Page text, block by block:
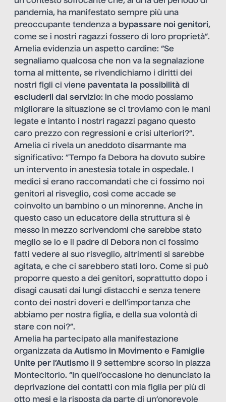
pandemia, ha manifestato sempre più una
preoccupante tendenza a bypassare noi genitori,
come se i nostri ragazzi fossero di loro proprietà”.
Amelia evidenzia un aspetto cardine: “Se
segnaliamo qualcosa che non va la segnalazione
torna al mittente, se rivendichiamo i diritti dei
nostri figli ci viene paventata la possibilità di
escluderli dal servizio: in che modo possiamo
migliorare la situazione se ci troviamo con le mani
legate e intanto i nostri ragazzi pagano questo
caro prezzo con regressioni e crisi ulteriori?”.
Amelia ci rivela un aneddoto disarmante ma
significativo: “Tempo fa Debora ha dovuto subire
un intervento in anestesia totale in ospedale. I
medici si erano raccomandati che ci fossimo noi
genitori al risveglio, così come accade se
coinvolto un bambino o un minorenne. Anche in
questo caso un educatore della struttura si è
messo in mezzo scrivendomi che sarebbe stato
meglio se io e il padre di Debora non ci fossimo
fatti vedere al suo risveglio, altrimenti si sarebbe
agitata, e che ci sarebbero stati loro. Come si può
proporre questo a dei genitori, soprattutto dopo i
disagi causati dai lungi distacchi e senza tenere
conto dei nostri doveri e dell’importanza che
abbiamo per nostra figlia, e della sua volontà di
stare con noi?”.
Amelia ha partecipato alla manifestazione
organizzata da Autismo in Movimento e Famiglie
Unite per l’Autismo il 9 settembre scorso in piazza
Montecitorio. “In quell’occasione ho denunciato la
deprivazione dei contatti con mia figlia per più di
otto mesi e la risposta da parte di un’onorevole